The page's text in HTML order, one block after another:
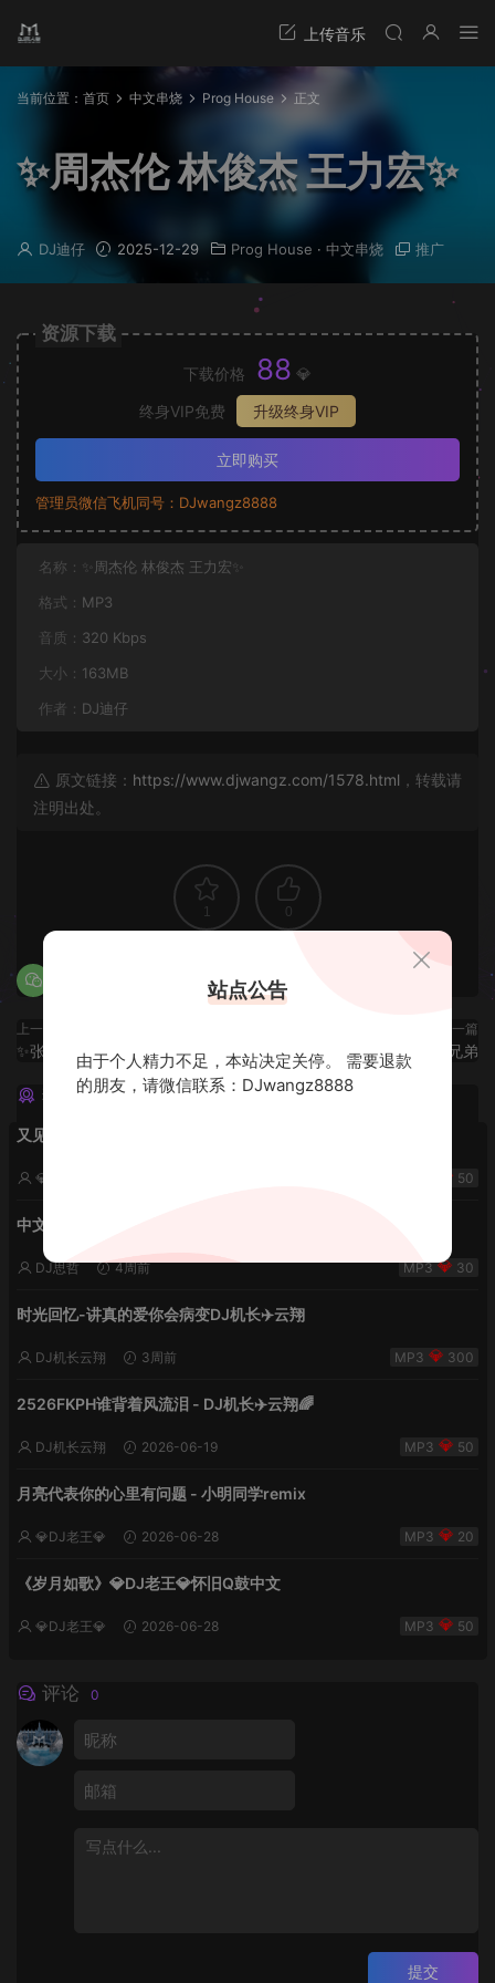
当前位置： 首页 中文串烧 Prog House 正文
✨周杰伦 林俊杰 王力宏✨
DJ迪仔 2025-12-29 Prog House · 中文串烧 推广
资源下载
下载价格 88 💎
终身VIP免费
升级终身VIP
立即购买
管理员微信飞机同号：DJwangz8888
名称：
✨周杰伦 林俊杰 王力宏✨
格式： MP3
音质： 320 Kbps
大小： 163MB
作者： DJ迪仔
原文链接： https://www.djwangz.com/1578.html ，转载请
注明出处。
1 0
上一篇
✨张宇 邰正宵 张信哲 周传雄✨
下一篇
桃园结义之烧黄纸兄弟
猜你喜欢
又见流星雨 lak中文-小明同学remix
💎DJ老王💎 50
中文欢快2k26雨后夏天的风
DJ思哲 4周前 30
时光回忆-讲真的爱你会病变DJ机长✈️云翔
DJ机长云翔 3周前 300
2526FKPH谁背着风流泪 - DJ机长✈️云翔🌈
DJ机长云翔 2026-06-19 50
月亮代表你的心里有问题 - 小明同学remix
💎DJ老王💎 2026-06-28 20
《岁月如歌》💎DJ老王💎怀旧Q鼓中文
💎DJ老王💎 2026-06-28 50
评论 0
提交
站点公告
由于个人精力不足，本站决定关停。 需要退款
的朋友，请微信联系：DJwangz8888